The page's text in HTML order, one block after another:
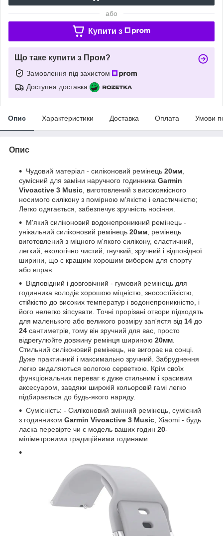
або
Купити з
Що таке купити з Пром?
Замовлення під захистом
Доступна доставка
Опис Характеристики Доставка Оплата Умови
Опис
Чудовий матеріал - силіконовий ремінець 20мм
сумісний для заміни наручного годинника Garmin
Vivoactive 3 Music , виготовлений з високоякісного
носимого силікону з помірною м'якістю і еластичністю;
Легко одягається, забезпечує зручність носіння.
М'який силіконовий водонепроникний ремінець -
унікальний силіконовий ремінець 20мм , ремінець
виготовлений з міцного м'якого силікону, еластичний,
легкий, екологічно чистий, гнучкий, зручний і відповідної
ширини, що є кращим хорошим вибором для спорту
або вправ.
Відповідний і довговічний - гумовий ремінець для
годинника володіє хорошою міцністю, зносостійкістю,
стійкістю до високих температур і водонепроникністю, і
його нелегко зіпсувати. Точні прорізані отвори підходять
для маленького або великого розміру зап'ястя від 14 до
24 сантиметрів, тому він зручний для вас, просто
відрегулюйте довжину ремінця шириною 20мм
Стильний силіконовий ремінець, не вигорає на сонці.
Дуже практичний і максимально зручний. Забруднення
легко видаляються вологою серветкою. Крім своїх
функціональних переваг є дуже стильним і красивим
аксесуаром, завдяки широкій кольоровій гамі легко
підбирається до будь-якого наряду.
Сумісність: - Силіконовий змінний ремінець, сумісний
з годинником Garmin Vivoactive 3 Music , Xiaomi - будь
ласка перевірте чи є модель ваших годин 20-
міліметровими традиційними годинами.